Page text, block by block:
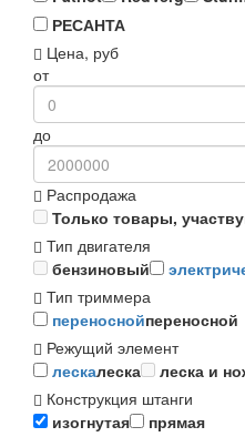
РЕСАНТА
Цена, руб
от
до
Распродажа
Только товары,
Тип двигателя
бензиновый
Тип триммера
переноснойпереносной
Режущий элемент
лескалеска леска и
Конструкция штанги
изогнутая
прямая